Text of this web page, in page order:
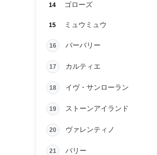
14 ゴローズ
15 ミュウミュウ
16 バーバリー
17 カルティエ
18 イヴ・サンローラン
19 ストーンアイランド
20 ヴァレンティノ
21 バリー